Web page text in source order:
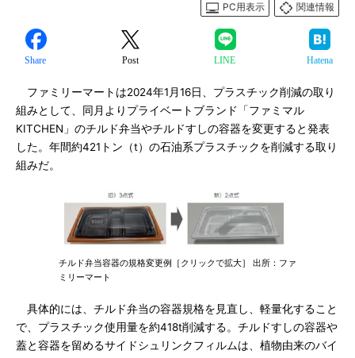
PC用表示
関連情報
Share Post LINE Hatena
ファミリーマートは2024年1月16日、プラスチック削減の取り
組みとして、同月よりプライベートブランド「ファミマル
KITCHEN」のチルド弁当やチルドすしの容器を変更すると発表
した。年間約421トン（t）の石油系プラスチックを削減する取り
組みだ。
チルド弁当容器の規格変更例［クリックで拡大］ 出所：ファ
ミリーマート
具体的には、チルド弁当の容器規格を見直し、軽量化すること
で、プラスチック使用量を約418t削減する。チルドすしの容器や
蓋と容器を留めるサイドシュリンクフィルムは、植物由来のバイ